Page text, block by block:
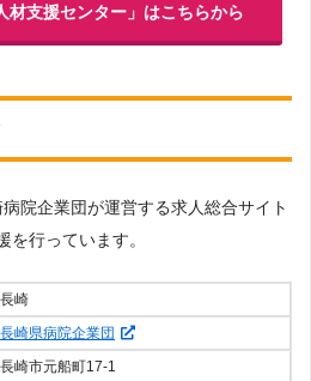
材支援センター」はこちらから
院企業団が運営する求人総合サイト
を行っています。
長崎
長崎県病院企業団
長崎市元船町17-1